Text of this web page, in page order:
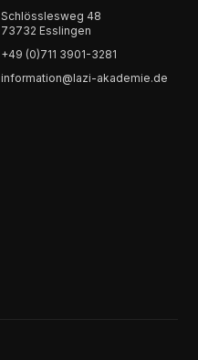
Schlösslesweg 48
73732 Esslingen
+49 (0)711 3901-3281
information@lazi-akademie.de